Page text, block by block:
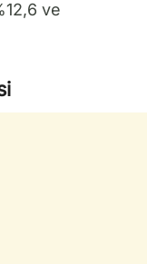
ve